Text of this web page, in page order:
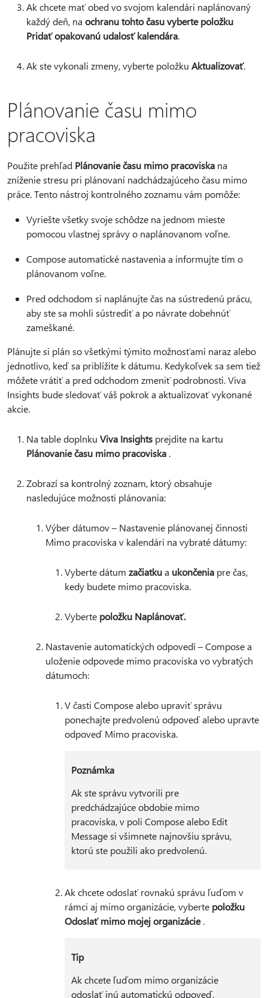
Ak chcete mať obed vo svojom kalendári naplánovaný
každý deň, na ochranu tohto času vyberte položku
Pridať opakovanú udalosť kalendára.
Ak ste vykonali zmeny, vyberte položku Aktualizovať.
Plánovanie času mimo
pracoviska
Použite prehľad Plánovanie času mimo pracoviska na
zníženie stresu pri plánovaní nadchádzajúceho času mimo
práce. Tento nástroj kontrolného zoznamu vám pomôže:
Vyriešte všetky svoje schôdze na jednom mieste
pomocou vlastnej správy o naplánovanom voľne.
Compose automatické nastavenia a informujte tím o
plánovanom voľne.
Pred odchodom si naplánujte čas na sústredenú prácu,
aby ste sa mohli sústrediť a po návrate dobehnúť
zameškané.
Plánujte si plán so všetkými týmito možnosťami naraz alebo
jednotlivo, keď sa priblížite k dátumu. Kedykoľvek sa sem tiež
môžete vrátiť a pred odchodom zmeniť podrobnosti. Viva
Insights bude sledovať váš pokrok a aktualizovať vykonané
akcie.
Na table doplnku Viva Insights prejdite na kartu
Plánovanie času mimo pracoviska .
Zobrazí sa kontrolný zoznam, ktorý obsahuje
nasledujúce možnosti plánovania:
Výber dátumov – Nastavenie plánovanej činnosti
Mimo pracoviska v kalendári na vybraté dátumy:
Vyberte dátum začiatkua ukončenia pre čas,
kedy budete mimo pracoviska.
Vyberte položku Naplánovať.
Nastavenie automatických odpovedí – Compose a
uloženie odpovede mimo pracoviska vo vybratých
dátumoch:
V časti Compose alebo upraviť správu
ponechajte predvolenú odpoveď alebo upravte
odpoveď Mimo pracoviska.
Poznámka
Ak ste správu vytvorili pre
predchádzajúce obdobie mimo
pracoviska, v poli Compose alebo Edit
Message si všimnete najnovšiu správu,
ktorú ste použili ako predvolenú.
Ak chcete odoslať rovnakú správu ľuďom v
rámci aj mimo organizácie, vyberte položku
Odoslať mimo mojej organizácie.
Tip
Ak chcete ľuďom mimo organizácie
odoslať inú automatickú odpoveď,